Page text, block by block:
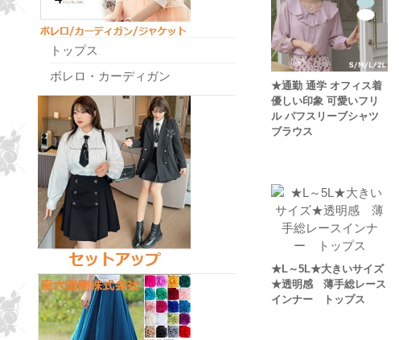
★通勤 通学 オフィス着
優しい印象 可愛いフリ
ル パフスリーブシャツ
ブラウス
★L～5L★大きいサイズ
★透明感 薄手総レース
インナー トップス
トップス
ボレロ・カーディガン